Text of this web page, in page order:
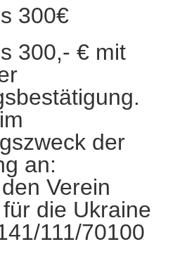
300€
300,- € mit
der
an:
Verein
die Ukraine
111/70100